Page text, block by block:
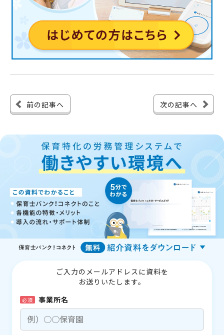
前の記事へ 次の記事へ
ご入力のメールアドレスに資料を
お送りいたします。
必須 事業所名